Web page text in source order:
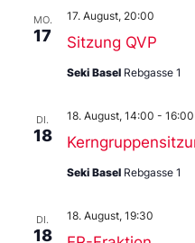
MO.
17 Sitzung QVP
17. August, 20:00
Seki Basel Rebgasse 1
DI.
18
18. August, 14:00 - 16:00
Seki Basel Rebgasse 1
DI.
18
18. August, 19:30